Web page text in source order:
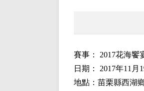
賽事： 2017花海饗
日期： 2017年11 月
地點：苗栗縣西湖